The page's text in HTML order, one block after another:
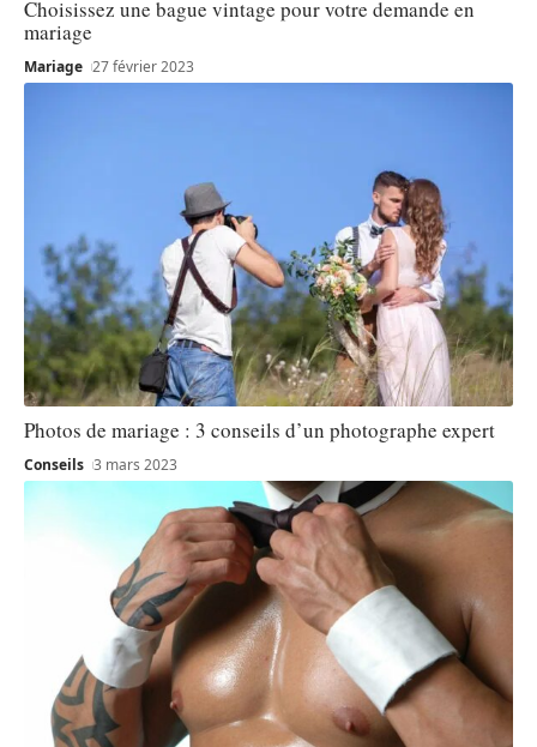
Choisissez une bague vintage pour votre demande en
mariage
Mariage 27 février 2023
Photos de mariage : 3 conseils d’un photographe expert
Conseils 3 mars 2023